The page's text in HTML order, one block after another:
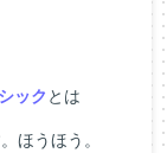
ック とは
ほうほう。